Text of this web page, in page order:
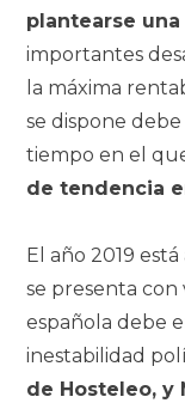
plantearse
importantes
la máxima
se dispone
tiempo en el
de tendencia
El año 2019
se presenta con
española debe
inestabilidad
de Hosteleo, y